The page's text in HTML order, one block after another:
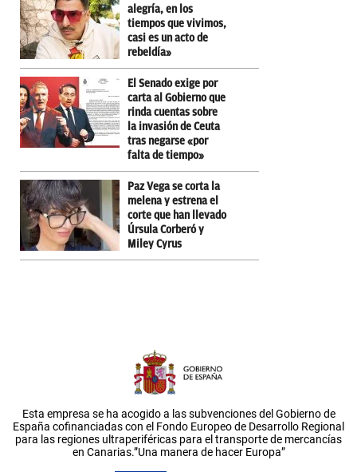
alegría, en los
tiempos que vivimos,
casi es un acto de
rebeldía»
El Senado exige por
carta al Gobierno que
rinda cuentas sobre
la invasión de Ceuta
tras negarse «por
falta de tiempo»
Paz Vega se corta la
melena y estrena el
corte que han llevado
Úrsula Corberó y
Miley Cyrus
Esta empresa se ha acogido a las subvenciones del Gobierno de
España cofinanciadas con el Fondo Europeo de Desarrollo Regional
para las regiones ultraperiféricas para el transporte de mercancías
en Canarias.”Una manera de hacer Europa”